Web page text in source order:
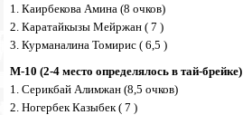
1. Каирбекова Амина (8 очков)
2. Каратайкызы Мейржан ( 7 )
3. Курманалина Томирис ( 6,5 )
М-10 (2-4 место определялось в тай-брейке)
1. Серикбай Алимжан (8,5 очков)
2. Ногербек Казыбек ( 7 )